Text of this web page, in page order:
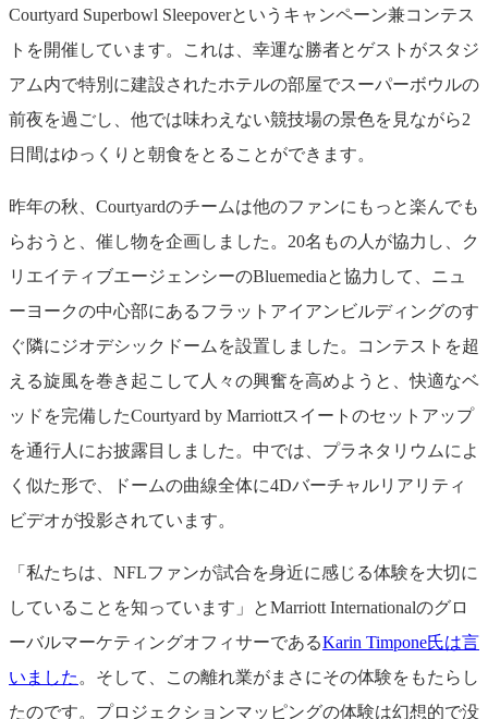
Courtyard Superbowl Sleepoverというキャンペーン兼コンテス
トを開催しています。これは、幸運な勝者とゲストがスタジ
アム内で特別に建設されたホテルの部屋でスーパーボウルの
前夜を過ごし、他では味わえない競技場の景色を見ながら2
日間はゆっくりと朝食をとることができます。
昨年の秋、Courtyardのチームは他のファンにもっと楽んでも
らおうと、催し物を企画しました。20名もの人が協力し、ク
リエイティブエージェンシーのBluemediaと協力して、ニュ
ーヨークの中心部にあるフラットアイアンビルディングのす
ぐ隣にジオデシックドームを設置しました。コンテストを超
える旋風を巻き起こして人々の興奮を高めようと、快適なベ
ッドを完備したCourtyard by Marriottスイートのセットアップ
を通行人にお披露目しました。中では、プラネタリウムによ
く似た形で、ドームの曲線全体に4Dバーチャルリアリティ
ビデオが投影されています。
「私たちは、NFLファンが試合を身近に感じる体験を大切に
していることを知っています」とMarriott Internationalのグロ
ーバルマーケティングオフィサーであるKarin Timpone氏は言
いました 。そして、この離れ業がまさにその体験をもたらし
たのです。プロジェクションマッピングの体験は幻想的で没